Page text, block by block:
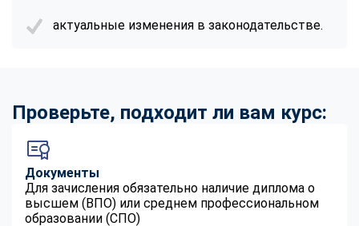
актуальные изменения в законодательстве.
Проверьте, подходит ли вам курс:
Документы
Для зачисления обязательно наличие диплома о
высшем (ВПО) или среднем профессиональном
образовании (СПО)